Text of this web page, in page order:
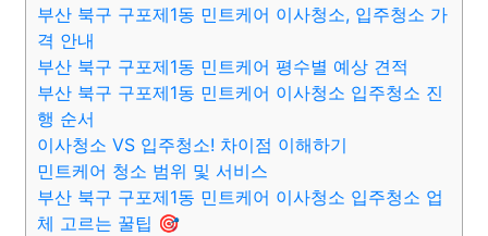
부산 북구 구포제1동 민트케어 이사청소, 입주청소 가
격 안내
부산 북구 구포제1동 민트케어 평수별 예상 견적
부산 북구 구포제1동 민트케어 이사청소 입주청소 진
행 순서
이사청소 VS 입주청소! 차이점 이해하기
민트케어 청소 범위 및 서비스
부산 북구 구포제1동 민트케어 이사청소 입주청소 업
체 고르는 꿀팁 🎯